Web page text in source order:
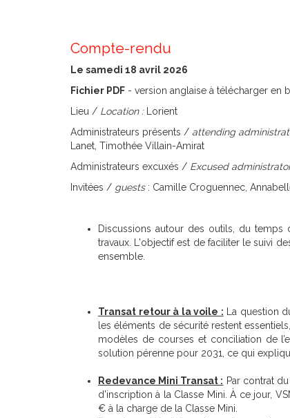
Compte-rendu
Le samedi 18 avril 2026
Fichier PDF - version anglaise à télécharger en
Lieu / Location :Lorient
Administrateurs présents / attending
Lanet, Timothée Villain-Amirat
Administrateurs excuxés / Excused
Invitées / guests: Camille Croguennec,
Discussions autour des outils, du
travaux. L'objectif est de faciliter le suivi
ensemble.
Transat retour à la voile : La question
les éléments de sécurité restent
modèles de courses et conciliation de
solution pérenne pour 2031, ce qui
Redevance Mini Transat : Par contrat
d'inscription à la Classe Mini. À ce jour,
€ à la charge de la Classe Mini.